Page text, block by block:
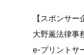
【スポンサー
大野薫法律事
e-プリントサ